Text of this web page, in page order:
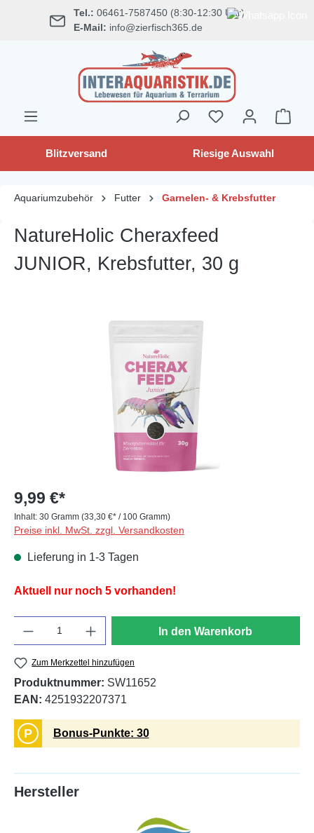
springen Tel.: 06461-7587450 (8:30-12:30 Uhr)
E-Mail: info@zierfisch365.de
Blitzversand Riesige Auswahl
Aquariumzubehör Futter Garnelen- & Krebsfutter
NatureHolic Cheraxfeed
JUNIOR, Krebsfutter, 30 g
Bildergalerie überspringen
9,99 €*
Inhalt: 30 Gramm (33,30 €* / 100 Gramm)
Preise inkl. MwSt. zzgl. Versandkosten
Lieferung in 1-3 Tagen
Aktuell nur noch 5 vorhanden!
In den Warenkorb
Zum Merkzettel hinzufügen
Produktnummer: SW11652
EAN: 4251932207371
P Bonus-Punkte: 30
Hersteller